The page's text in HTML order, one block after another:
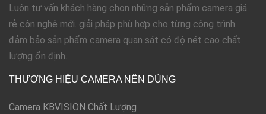
Luôn tư vấn khách hàng chọn những sản phẩm camera giá
rẻ côn nghệ mới. giải pháp phù hợp cho từng công trình.
đảm bảo sản phẩm camera quan sát có độ nét cao chất
lượng ổn định.
THƯƠNG HIỆU CAMERA NÊN DÙNG
Camera KBVISION Chất Lượng